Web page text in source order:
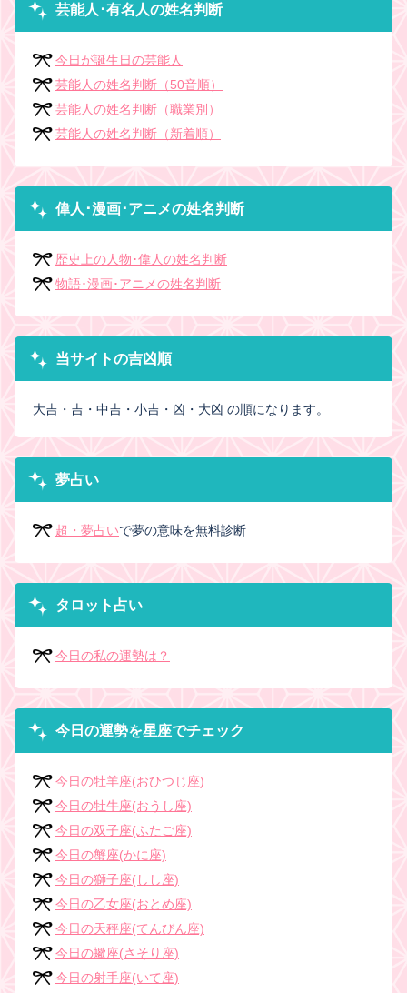
芸能人･有名人の姓名判断
今日が誕生日の芸能人
芸能人の姓名判断（50音順）
芸能人の姓名判断（職業別）
芸能人の姓名判断（新着順）
偉人･漫画･アニメの姓名判断
歴史上の人物･偉人の姓名判断
物語･漫画･アニメの姓名判断
当サイトの吉凶順
大吉・吉・中吉・小吉・凶・大凶 の順になります。
夢占い
超・夢占いで夢の意味を無料診断
タロット占い
今日の私の運勢は？
今日の運勢を星座でチェック
今日の牡羊座(おひつじ座)
今日の牡牛座(おうし座)
今日の双子座(ふたご座)
今日の蟹座(かに座)
今日の獅子座(しし座)
今日の乙女座(おとめ座)
今日の天秤座(てんびん座)
今日の蠍座(さそり座)
今日の射手座(いて座)